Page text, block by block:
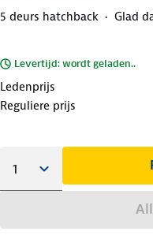
5 deurs hatchback Glad
Levertijd: wordt geladen..
Ledenprijs
Reguliere prijs